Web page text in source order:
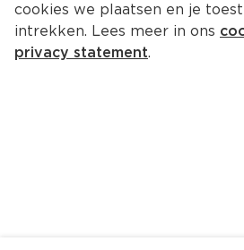
Melkan Drinkontbijt
kiwi-banaan
cookies we plaatsen en je
intrekken. Lees meer in ons
privacy statement.